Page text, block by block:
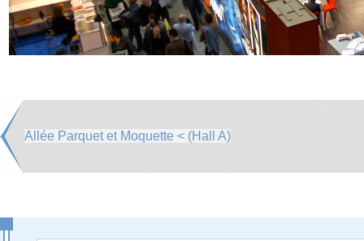
Allée Parquet et Moquette < (Hall A)